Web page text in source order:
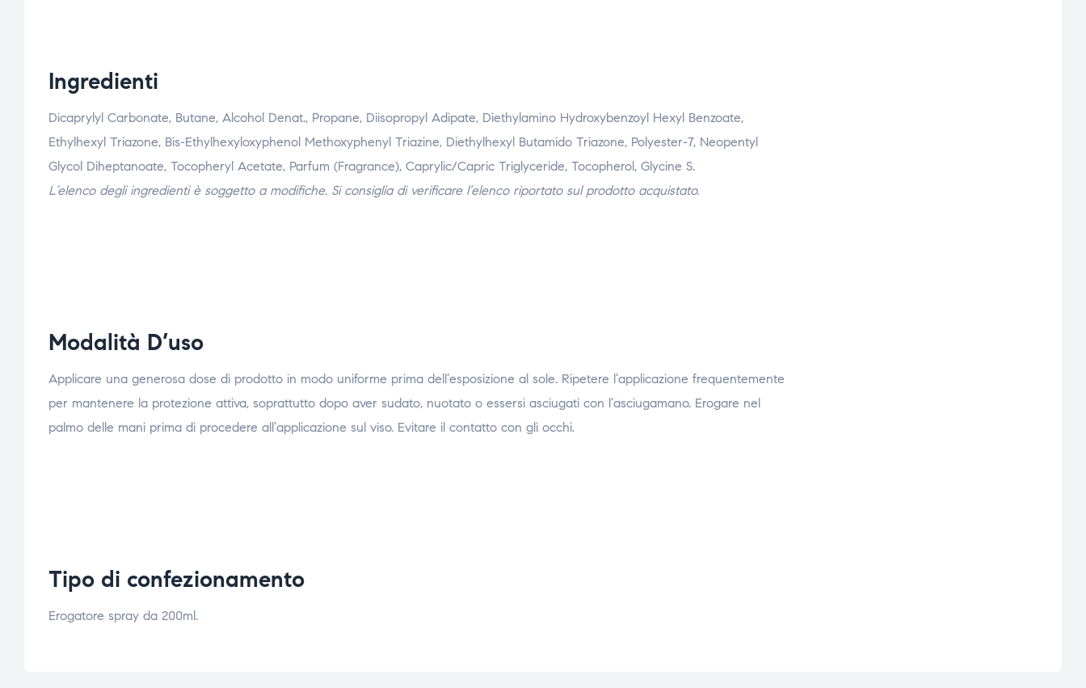
Ingredienti
Dicaprylyl Carbonate, Butane, Alcohol Denat., Propane, Diisopropyl Adipate, Diethylamino Hydroxybenzoyl Hexyl Benzoate,
Ethylhexyl Triazone, Bis-Ethylhexyloxyphenol Methoxyphenyl Triazine, Diethylhexyl Butamido Triazone, Polyester-7, Neopentyl
Glycol Diheptanoate, Tocopheryl Acetate, Parfum (Fragrance), Caprylic/Capric Triglyceride, Tocopherol, Glycine S.
L’elenco degli ingredienti è soggetto a modifiche. Si consiglia di verificare l’elenco riportato sul prodotto acquistato.
Modalità D’uso
Applicare una generosa dose di prodotto in modo uniforme prima dell’esposizione al sole. Ripetere l’applicazione frequentemente
per mantenere la protezione attiva, soprattutto dopo aver sudato, nuotato o essersi asciugati con l’asciugamano. Erogare nel
palmo delle mani prima di procedere all’applicazione sul viso. Evitare il contatto con gli occhi.
Tipo di confezionamento
Erogatore spray da 200ml.